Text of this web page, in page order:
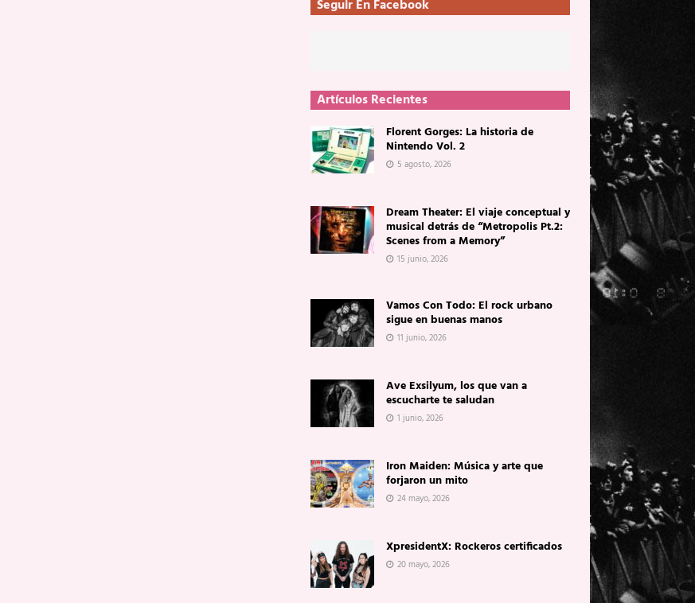
Seguir En Facebook
Artículos Recientes
Florent Gorges: La historia de
Nintendo Vol. 2
5 agosto, 2026
Dream Theater: El viaje conceptual y
musical detrás de “Metropolis Pt.2:
Scenes from a Memory”
15 junio, 2026
Vamos Con Todo: El rock urbano
sigue en buenas manos
11 junio, 2026
Ave Exsilyum, los que van a
escucharte te saludan
1 junio, 2026
Iron Maiden: Música y arte que
forjaron un mito
24 mayo, 2026
XpresidentX: Rockeros certificados
20 mayo, 2026